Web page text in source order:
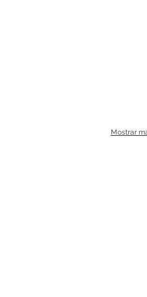
Mostrar